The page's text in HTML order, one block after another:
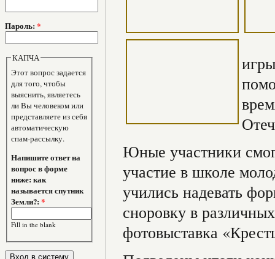
Пароль: *
КАПЧА
Этот вопрос задается
для того, чтобы
выяснить, являетесь
ли Вы человеком или
представляете из себя
автоматическую
спам-рассылку.
Напишите ответ на
вопрос в форме
ниже: как
называется спутник
Земли?:*
Fill in the blank
Юные участники
участие в школе
учились надевать
сноровку в
фотовыставка